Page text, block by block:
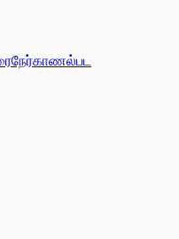
நேர்காணல்பட